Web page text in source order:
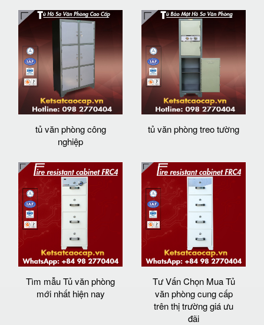
tủ văn phòng công
nghiệp
tủ văn phòng treo tường
Tìm mẫu Tủ văn phòng
mới nhất hiện nay
Tư Vấn Chọn Mua Tủ
văn phòng cung cấp
trên thị trường giá ưu
đãi